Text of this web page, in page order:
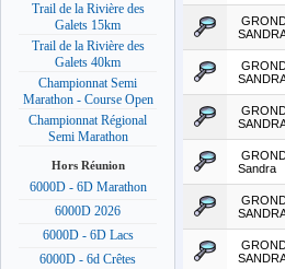
Trail de la Rivière des
Galets 15km
Trail de la Rivière des
Galets 40km
Championnat Semi
Marathon - Course Open
Championnat Régional
Semi Marathon
Hors Réunion
6000D - 6D Marathon
6000D 2026
6000D - 6D Lacs
6000D - 6d Crêtes
Sandra